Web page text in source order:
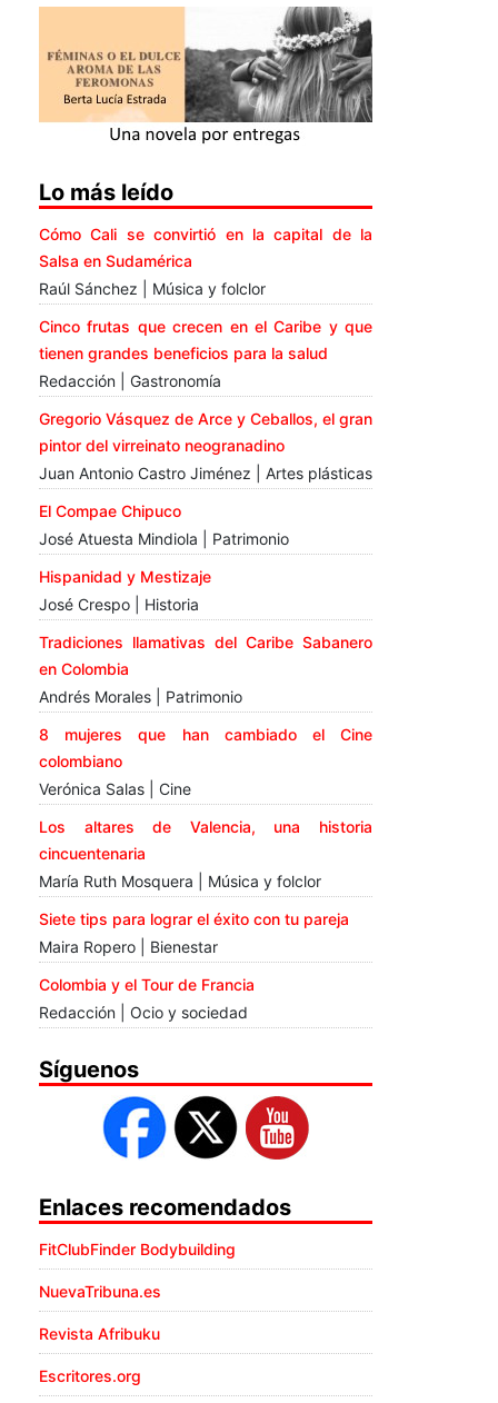
Lo más leído
Cómo Cali se convirtió en la capital de la
Salsa en Sudamérica
Raúl Sánchez | Música y folclor
Cinco frutas que crecen en el Caribe y que
tienen grandes beneficios para la salud
Redacción | Gastronomía
Gregorio Vásquez de Arce y Ceballos, el gran
pintor del virreinato neogranadino
Juan Antonio Castro Jiménez | Artes plásticas
El Compae Chipuco
José Atuesta Mindiola | Patrimonio
Hispanidad y Mestizaje
José Crespo | Historia
Tradiciones llamativas del Caribe Sabanero
en Colombia
Andrés Morales | Patrimonio
8 mujeres que han cambiado el Cine
colombiano
Verónica Salas | Cine
Los altares de Valencia, una historia
cincuentenaria
María Ruth Mosquera | Música y folclor
Siete tips para lograr el éxito con tu pareja
Maira Ropero | Bienestar
Colombia y el Tour de Francia
Redacción | Ocio y sociedad
Síguenos
Enlaces recomendados
FitClubFinder Bodybuilding
NuevaTribuna.es
Revista Afribuku
Escritores.org